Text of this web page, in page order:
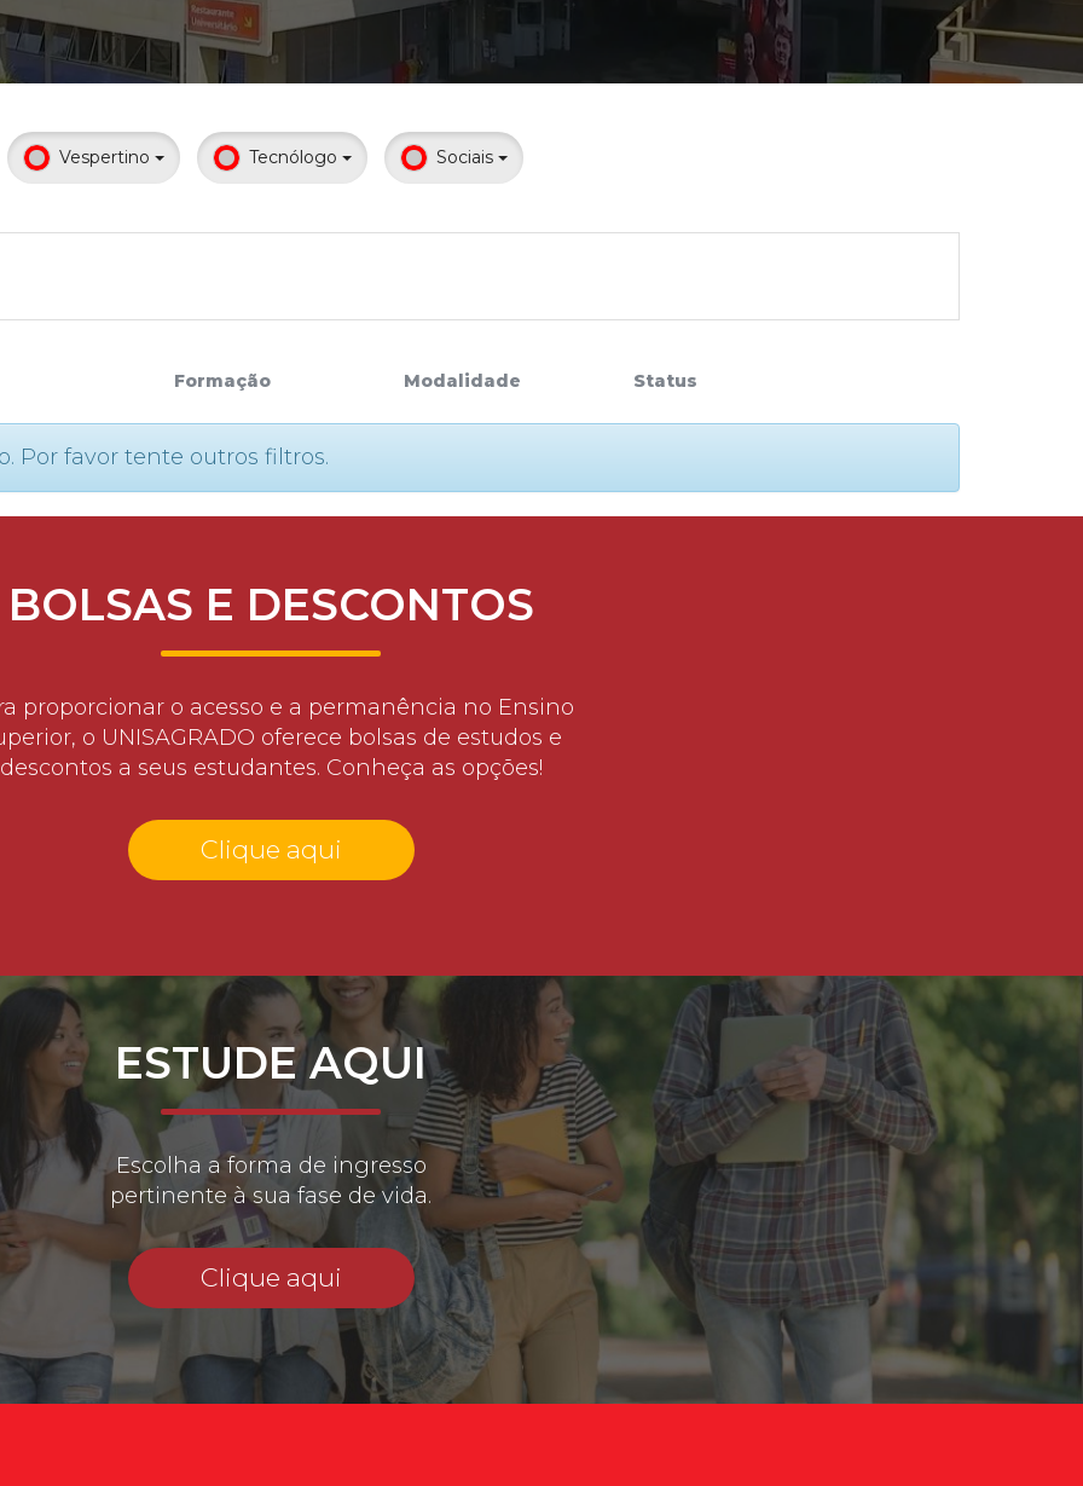
Calendário acadêmico
Internacionalização
Vespertino Tecnólogo Sociais
Formação Modalidade Status
Por favor tente outros filtros.
BOLSAS E DESCONTOS
proporcionar o acesso e a permanência no Ensino
o UNISAGRADO oferece bolsas de estudos e
descontos a seus estudantes. Conheça as opções!
Clique aqui
ESTUDE AQUI
Escolha a forma de ingresso
pertinente à sua fase de vida.
Clique aqui